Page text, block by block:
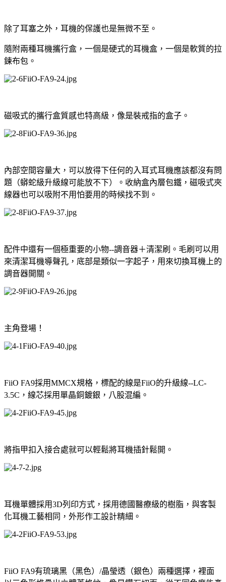
除了耳塞之外，耳機的保護也是無微不至。
隨附兩種耳機攜行盒，一個是硬式的耳機盒，一個是軟質的拉
鍊布包。
磁吸式的攜行盒質感也特高級，像是裝戒指的盒子。
內部空間容量大，可以放得下任何的入耳式耳機應該都沒有問
題（蟒蛇級升級線可能放不下）。收納盒內層包鐵，磁吸式夾
線器也可以吸附不用怕要用的時候找不到。
配件中還有一個極重要的小物--調音器＋清潔刷。毛刷可以用
來清潔耳機導聲孔，底部是類似一字起子，用來切換耳機上的
調音器開關。
主角登場！
FiiO FA9採用MMCX規格，標配的線是FiiO的升級線--LC-
3.5C，線芯採用單晶銅鍍銀，八股混編。
將指甲扣入接合處就可以輕鬆將耳機插針鬆開。
耳機單體採用3D列印方式，採用德國醫療級的樹脂，與客製
化耳機工藝相同，外形作工設計精細。
FiiO FA9有琉璃黑（黑色）/晶瑩透（銀色）兩種選擇，裡面